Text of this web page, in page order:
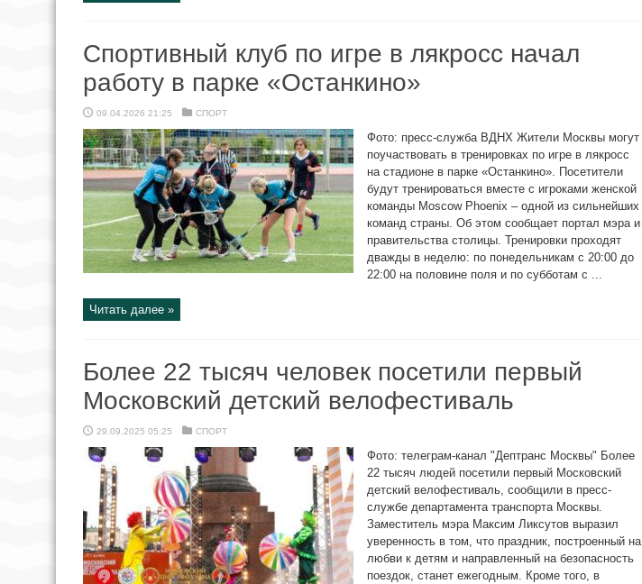
Спортивный клуб по игре в лякросс начал
работу в парке «Останкино»
09.04.2026 21:25 СПОРТ
Фото: пресс-служба ВДНХ Жители Москвы могут
поучаствовать в тренировках по игре в лякросс
на стадионе в парке «Останкино». Посетители
будут тренироваться вместе с игроками женской
команды Moscow Phoenix – одной из сильнейших
команд страны. Об этом сообщает портал мэра и
правительства столицы. Тренировки проходят
дважды в неделю: по понедельникам с 20:00 до
22:00 на половине поля и по субботам с ...
Читать далее »
Более 22 тысяч человек посетили первый
Московский детский велофестиваль
29.09.2025 05:25 СПОРТ
Фото: телеграм-канал "Дептранс Москвы" Более
22 тысяч людей посетили первый Московский
детский велофестиваль, сообщили в пресс-
службе департамента транспорта Москвы.
Заместитель мэра Максим Ликсутов выразил
уверенность в том, что праздник, построенный на
любви к детям и направленный на безопасность
поездок, станет ежегодным. Кроме того, в